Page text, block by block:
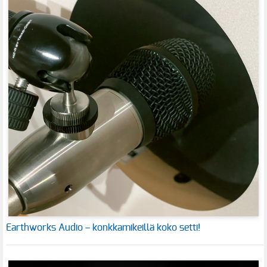
Earthworks Audio – konkkamikeillä koko setti!